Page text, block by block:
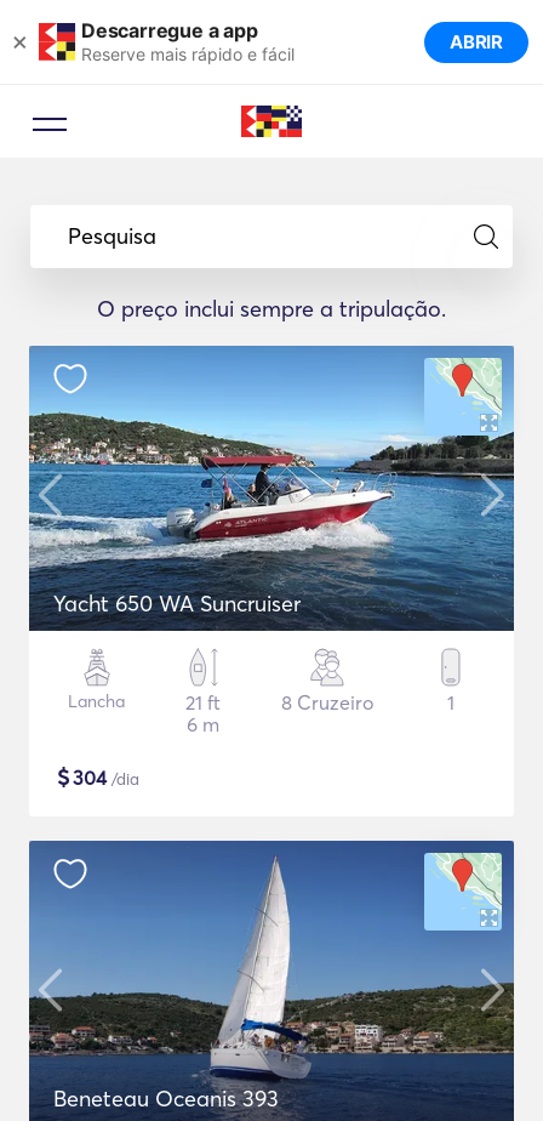
× Descarregue a app
Reserve mais rápido e fácil ABRIR
Pesquisa
O preço inclui sempre a tripulação.
Yacht 650 WA Suncruiser
Lancha
21 ft
6 m
8 Cruzeiro 1
$304/dia
Beneteau Oceanis 393